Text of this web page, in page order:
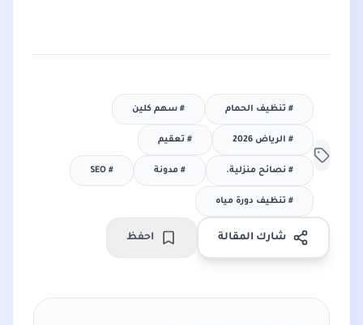
# تنظيف الحمام # سهم كلين
# الرياض 2026 # تعقيم
# نصائح منزلية. # مدونة #
SEO
# تنظيف دورة مياه
شارك المقالة احفظ